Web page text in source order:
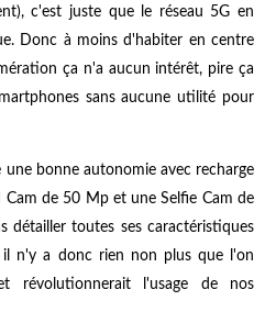
c'est juste que le réseau 5G en
Donc à moins d'habiter en centre
ça n'a aucun intérêt, pire ça
sans aucune utilité pour
bonne autonomie avec recharge
de 50 Mp et une Selfie Cam de
détailler toutes ses caractéristiques
il n'y a donc rien non plus que l'on
révolutionnerait l'usage de nos